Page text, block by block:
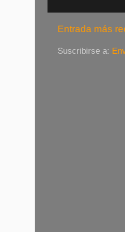
Entrada más
Suscribirse a: